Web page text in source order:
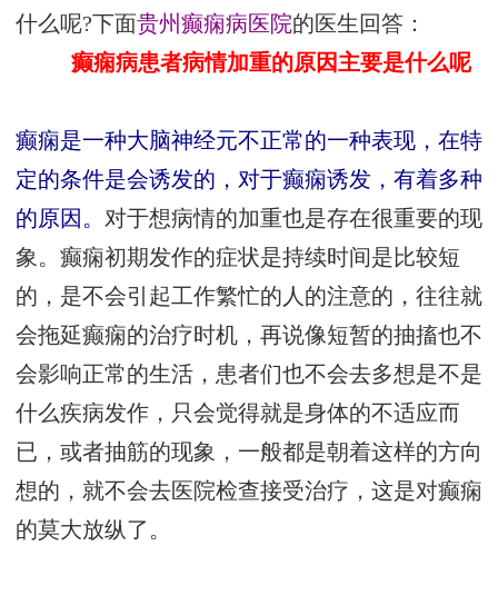
什么呢?下面贵州癫痫病医院的医生回答：
癫痫病患者病情加重的原因主要是什么呢
癫痫是一种大脑神经元不正常的一种表现，在特
定的条件是会诱发的，对于癫痫诱发，有着多种
的原因。 对于想病情的加重也是存在很重要的现
象。癫痫初期发作的症状是持续时间是比较短
的，是不会引起工作繁忙的人的注意的，往往就
会拖延癫痫的治疗时机，再说像短暂的抽搐也不
会影响正常的生活，患者们也不会去多想是不是
什么疾病发作，只会觉得就是身体的不适应而
已，或者抽筋的现象，一般都是朝着这样的方向
想的，就不会去医院检查接受治疗，这是对癫痫
的莫大放纵了。